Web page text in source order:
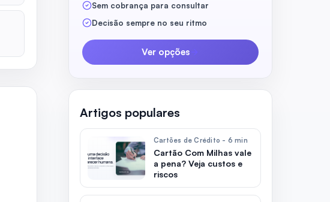
Sem cobrança para consultar
Decisão sempre no seu ritmo
Ver opções
Artigos populares
Cartões de Crédito - 6 min
Cartão Com Milhas vale
a pena? Veja custos e
riscos